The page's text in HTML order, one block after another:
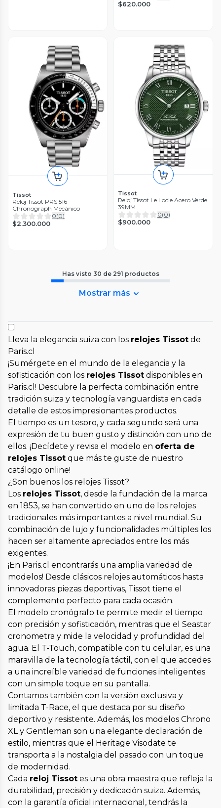
$620.000
Tissot
Reloj Tissot PRS 516
Chronograph Mecánico
0(0)
$2.300.000
Tissot
Reloj Tissot Le Locle Acero Verde
39MM
0(0)
$900.000
Has visto 30 de 291 productos
Mostrar más
Lleva la elegancia suiza con los relojes Tissot de
Paris.cl
¡Sumérgete en el mundo de la elegancia y la
sofisticación con los relojes Tissot disponibles en
Paris.cl! Descubre la perfecta combinación entre
tradición suiza y tecnología vanguardista en cada
detalle de estos impresionantes productos.
El tiempo es un tesoro, y cada segundo será una
expresión de tu buen gusto y distinción con uno de
ellos. ¡Decídete y revisa el modelo en oferta de
relojes Tissot que más te guste de nuestro
catálogo online!
¿Son buenos los relojes Tissot?
Los relojes Tissot, desde la fundación de la marca
en 1853, se han convertido en uno de los relojes
tradicionales más importantes a nivel mundial. Su
combinación de lujo y funcionalidades múltiples los
hacen ser altamente apreciados entre los más
exigentes.
¡En Paris.cl encontrarás una amplia variedad de
modelos! Desde clásicos relojes automáticos hasta
innovadoras piezas deportivas, Tissot tiene el
complemento perfecto para cada ocasión.
El modelo cronógrafo te permite medir el tiempo
con precisión y sofisticación, mientras que el Seastar
cronometra y mide la velocidad y profundidad del
agua. El T-Touch, compatible con tu celular, es una
maravilla de la tecnología táctil, con el que accedes
a una increíble variedad de funciones inteligentes
con un simple toque en su pantalla.
Contamos también con la versión exclusiva y
limitada T-Race, el que destaca por su diseño
deportivo y resistente. Además, los modelos Chrono
XL y Gentleman son una elegante declaración de
estilo, mientras que el Heritage Visodate te
transporta a la nostalgia del pasado con un toque
de modernidad.
Cada reloj Tissot es una obra maestra que refleja la
durabilidad, precisión y dedicación suiza. Además,
con la garantía oficial internacional, tendrás la